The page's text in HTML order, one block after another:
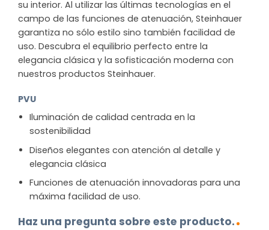
su interior. Al utilizar las últimas tecnologías en el
campo de las funciones de atenuación, Steinhauer
garantiza no sólo estilo sino también facilidad de
uso. Descubra el equilibrio perfecto entre la
elegancia clásica y la sofisticación moderna con
nuestros productos Steinhauer.
PVU
Iluminación de calidad centrada en la
sostenibilidad
Diseños elegantes con atención al detalle y
elegancia clásica
Funciones de atenuación innovadoras para una
máxima facilidad de uso.
Haz una pregunta sobre este producto.